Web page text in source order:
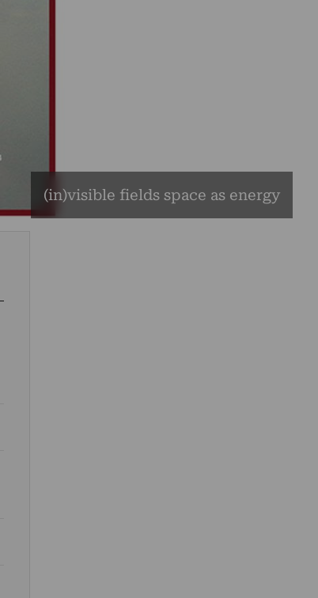
(in)visible fields space as energy